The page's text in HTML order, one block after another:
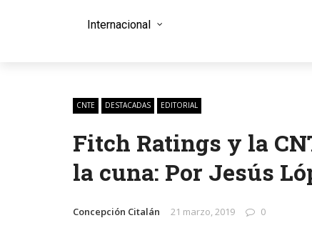
Internacional
CNTE DESTACADAS EDITORIAL
Fitch Ratings y la
la cuna: Por Jesús
Concepción Citalán 21 marzo, 2019 0